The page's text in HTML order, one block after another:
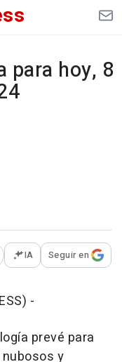
para hoy, 8
opciones para
IA Seguir en
-
prevé para
y